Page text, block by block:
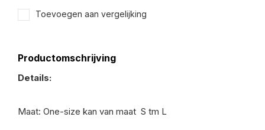
Toevoegen aan vergelijking
Productomschrijving
Details:
Maat: One-size kan van maat S tm L